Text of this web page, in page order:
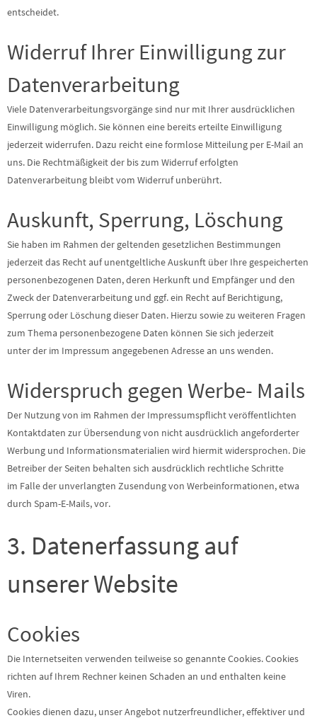
entscheidet.
Widerruf Ihrer Einwilligung zur
Datenverarbeitung
Viele Datenverarbeitungsvorgänge sind nur mit Ihrer ausdrücklichen
Einwilligung möglich. Sie können eine bereits erteilte Einwilligung
jederzeit widerrufen. Dazu reicht eine formlose Mitteilung per E-Mail an
uns. Die Rechtmäßigkeit der bis zum Widerruf erfolgten
Datenverarbeitung bleibt vom Widerruf unberührt.
Auskunft, Sperrung, Löschung
Sie haben im Rahmen der geltenden gesetzlichen Bestimmungen
jederzeit das Recht auf unentgeltliche Auskunft über Ihre gespeicherten
personenbezogenen Daten, deren Herkunft und Empfänger und den
Zweck der Datenverarbeitung und ggf. ein Recht auf Berichtigung,
Sperrung oder Löschung dieser Daten. Hierzu sowie zu weiteren Fragen
zum Thema personenbezogene Daten können Sie sich jederzeit
unter der im Impressum angegebenen Adresse an uns wenden.
Widerspruch gegen Werbe- Mails
Der Nutzung von im Rahmen der Impressumspflicht veröffentlichten
Kontaktdaten zur Übersendung von nicht ausdrücklich angeforderter
Werbung und Informationsmaterialien wird hiermit widersprochen. Die
Betreiber der Seiten behalten sich ausdrücklich rechtliche Schritte
im Falle der unverlangten Zusendung von Werbeinformationen, etwa
durch Spam-E-Mails, vor.
3. Datenerfassung auf
unserer Website
Cookies
Die Internetseiten verwenden teilweise so genannte Cookies. Cookies
richten auf Ihrem Rechner keinen Schaden an und enthalten keine
Viren.
Cookies dienen dazu, unser Angebot nutzerfreundlicher, effektiver und